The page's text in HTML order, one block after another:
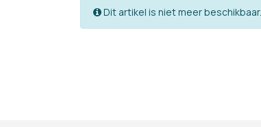
Dit artikel is niet meer beschikbaar.